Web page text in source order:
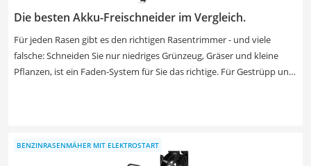
Die besten Akku-Freischneider im Vergleich.
Für jeden Rasen gibt es den richtigen Rasentrimmer - und viele
falsche: Schneiden Sie nur niedriges Grünzeug, Gräser und kleine
Pflanzen, ist ein Faden-System für Sie das richtige. Für Gestrüpp und
Produktvergleich aufgenommen. Ein Akku mit weniger als 2
BENZINRASENMÄHER MIT ELEKTROSTART